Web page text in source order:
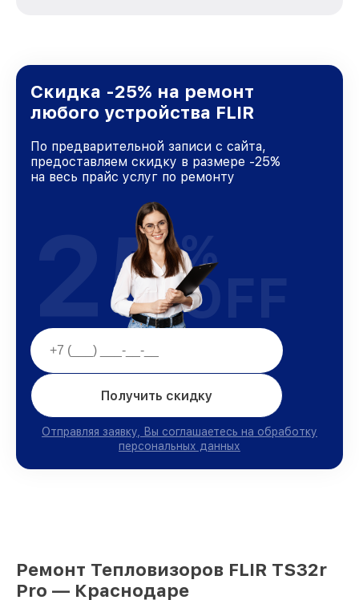
Краснодаре, постоянно повышая уровень
доверия и лояльности наших клиентов.
Скидка -25% на ремонт
любого устройства FLIR
По предварительной записи с сайта,
предоставляем скидку в размере -25%
на весь прайс услуг по ремонту
Получить скидку
Отправляя заявку, Вы соглашаетесь на обработку
персональных данных
25%
OFF
Ремонт Тепловизоров FLIR TS32r
Pro — Краснодаре